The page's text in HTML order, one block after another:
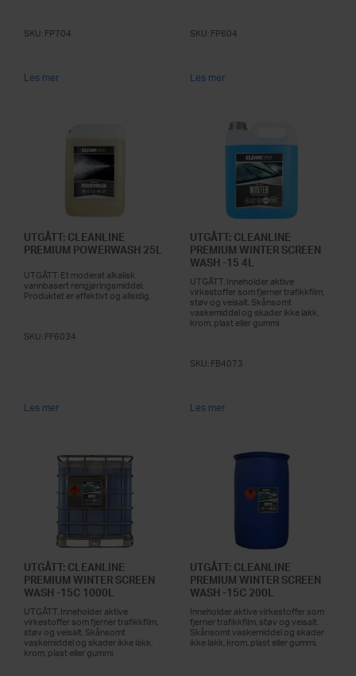
SKU: FP704
Les mer
SKU: FP604
Les mer
UTGÅTT: CLEANLINE
PREMIUM POWERWASH 25L
UTGÅTT. Et moderat alkalisk
vannbasert rengjøringsmiddel.
Produktet er effektivt og allsidig.
SKU: FF6034
Les mer
UTGÅTT: CLEANLINE
PREMIUM WINTER SCREEN
WASH -15 4L
UTGÅTT. Inneholder aktive
virkestoffer som fjerner trafikkfilm,
støv og veisalt. Skånsomt
vaskemiddel og skader ikke lakk,
krom, plast eller gummi.
SKU: FB4073
Les mer
UTGÅTT: CLEANLINE
PREMIUM WINTER SCREEN
WASH -15C 1000L
UTGÅTT. Inneholder aktive
virkestoffer som fjerner trafikkfilm,
støv og veisalt. Skånsomt
vaskemiddel og skader ikke lakk,
krom, plast eller gummi.
UTGÅTT: CLEANLINE
PREMIUM WINTER SCREEN
WASH -15C 200L
Inneholder aktive virkestoffer som
fjerner trafikkfilm, støv og veisalt.
Skånsomt vaskemiddel og skader
ikke lakk, krom, plast eller gummi.